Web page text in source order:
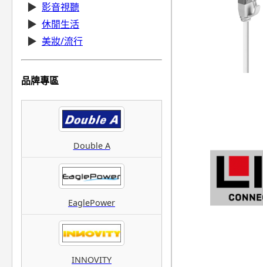
▶ 影音視聽
▶ 休閒生活
▶ 美妝/流行
品牌專區
Double A
EaglePower
INNOVITY